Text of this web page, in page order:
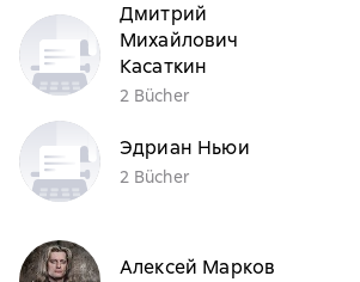
Дмитрий
Михайлович
Касаткин
2 Bücher
Эдриан Ньюи
2 Bücher
Алексей Марков